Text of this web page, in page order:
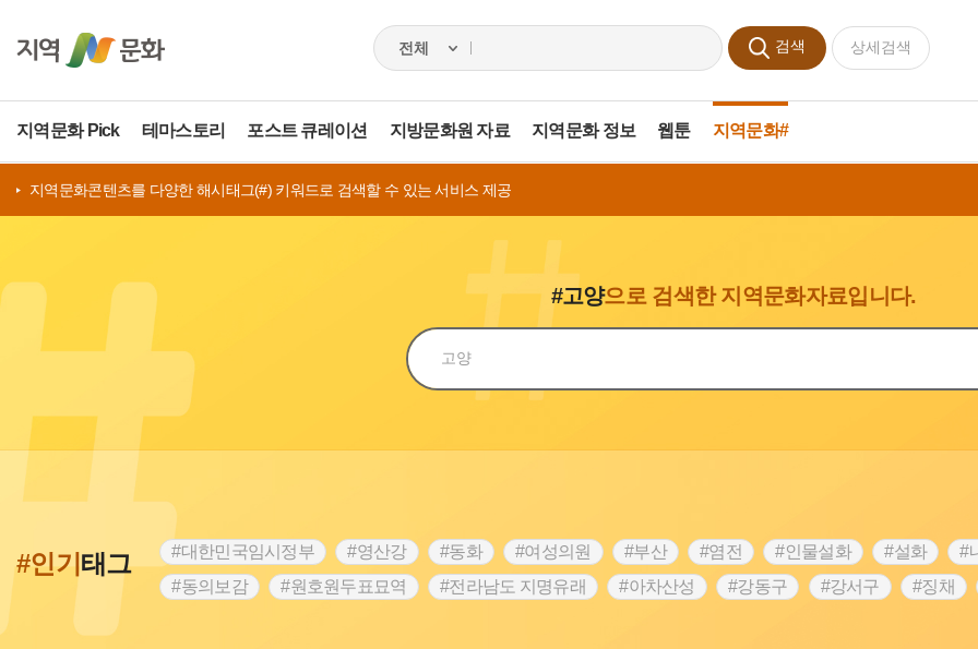
검색 상세검색
지역문화 Pick 테마스토리 포스트 큐레이션 지방문화원 자료 지역문화 정보 웹툰 지역문화#
지역문화콘텐츠를 다양한 해시태그(#) 키워드로 검색할 수 있는 서비스 제공
#고양으로 검색한 지역문화자료입니다.
검색
#인기태그 #대한민국임시정부 #영산강 #동화 #여성의원 #부산 #염전 #인물설화 #설화 #
#동의보감
#원호원두표묘역 #전라남도 지명유래 #아차산성 #강동구 #강서구 #징채